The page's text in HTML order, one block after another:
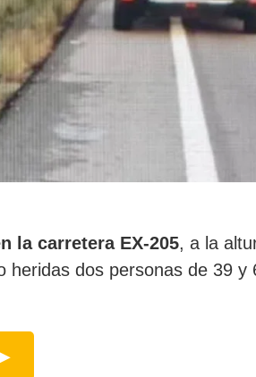
la carretera EX-205, a la
heridas dos personas de 39 y